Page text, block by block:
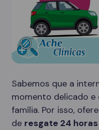
Sabemos que a
momento delicado
família. Por isso,
de resgate 24 horas